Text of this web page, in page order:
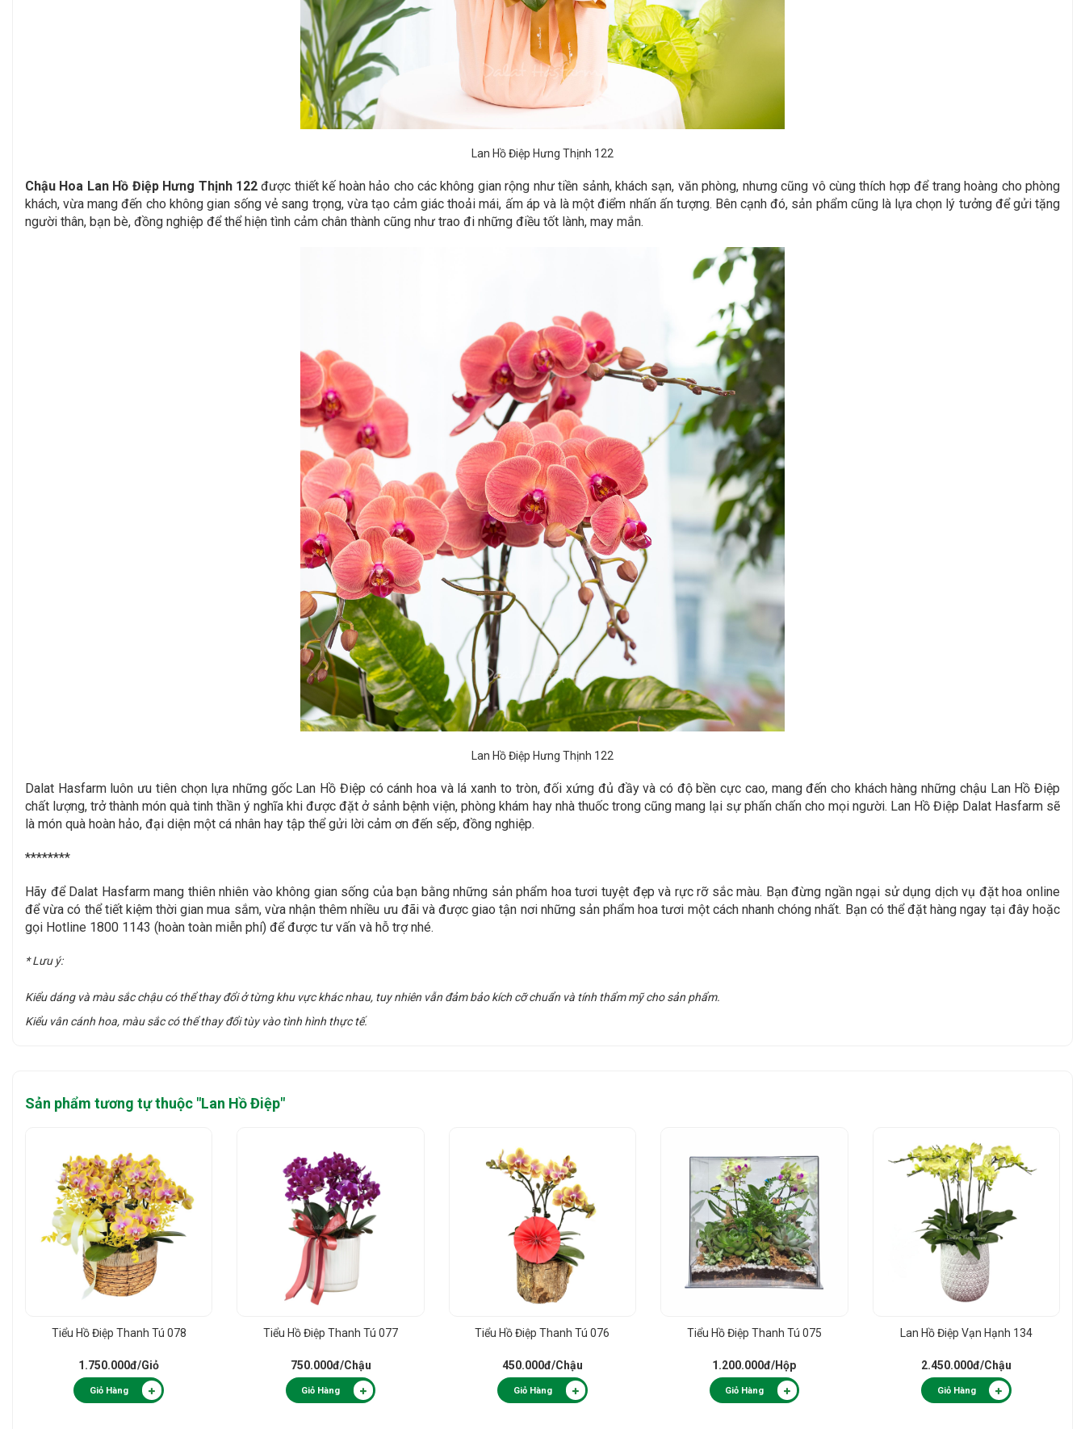
Lan Hồ Điệp Hưng Thịnh 122
Chậu Hoa Lan Hồ Điệp Hưng Thịnh 122được thiết kế hoàn hảo cho các không gian rộng như tiền sảnh, khách sạn, văn phòng, nhưng cũng vô cùng thích hợp để trang hoàng cho phòng
khách, vừa mang đến cho không gian sống vẻ sang trọng, vừa tạo cảm giác thoải mái, ấm áp và là một điểm nhấn ấn tượng. Bên cạnh đó, sản phẩm cũng là lựa chọn lý tưởng để gửi tặng
người thân, bạn bè, đồng nghiệp để thể hiện tình cảm chân thành cũng như trao đi những điều tốt lành, may mắn.
Lan Hồ Điệp Hưng Thịnh 122
Dalat Hasfarm luôn ưu tiên chọn lựa những gốc Lan Hồ Điệp có cánh hoa và lá xanh to tròn, đối xứng đủ đầy và có độ bền cực cao, mang đến cho khách hàng những chậu Lan Hồ Điệp
chất lượng, trở thành món quà tinh thần ý nghĩa khi được đặt ở sảnh bệnh viện, phòng khám hay nhà thuốc trong cũng mang lại sự phấn chấn cho mọi người. Lan Hồ Điệp Dalat Hasfarm sẽ
là món quà hoàn hảo, đại diện một cá nhân hay tập thể gửi lời cảm ơn đến sếp, đồng nghiệp.
********
Hãy để Dalat Hasfarm mang thiên nhiên vào không gian sống của bạn bằng những sản phẩm hoa tươi tuyệt đẹp và rực rỡ sắc màu. Bạn đừng ngần ngại sử dụng dịch vụ đặt hoa online
để vừa có thể tiết kiệm thời gian mua sắm, vừa nhận thêm nhiều ưu đãi và được giao tận nơi những sản phẩm hoa tươi một cách nhanh chóng nhất. Bạn có thể đặt hàng ngay tại đây hoặc
gọi Hotline 1800 1143 (hoàn toàn miễn phí) để được tư vấn và hỗ trợ nhé.
* Lưu ý:
Kiểu dáng và màu sắc chậu có thể thay đổi ở từng khu vực khác nhau, tuy nhiên vẫn đảm bảo kích cỡ chuẩn và tính thẩm mỹ cho sản phẩm.
Kiểu vân cánh hoa, màu sắc có thể thay đổi tùy vào tình hình thực tế.
Sản phẩm tương tự thuộc "Lan Hồ Điệp"
Tiểu Hồ Điệp Thanh Tú 078
1.750.000đ/Giỏ
Giỏ Hàng
Tiểu Hồ Điệp Thanh Tú 077
750.000đ/Chậu
Giỏ Hàng
Tiểu Hồ Điệp Thanh Tú 076
450.000đ/Chậu
Giỏ Hàng
Tiểu Hồ Điệp Thanh Tú 075
1.200.000đ/Hộp
Giỏ Hàng
Lan Hồ Điệp Vạn Hạnh 134
2.450.000đ/Chậu
Giỏ Hàng